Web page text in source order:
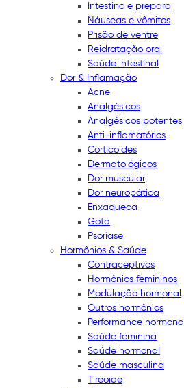
Intestino e preparo
Náuseas e vômitos
Prisão de ventre
Reidratação oral
Saúde intestinal
Dor & Inflamação
Acne
Analgésicos
Analgésicos potentes
Anti-inflamatórios
Corticoides
Dermatológicos
Dor muscular
Dor neuropática
Enxaqueca
Gota
Psoríase
Hormônios & Saúde
Contraceptivos
Hormônios femininos
Modulação hormonal
Outros hormônios
Performance hormonal
Saúde feminina
Saúde hormonal
Saúde masculina
Tireoide